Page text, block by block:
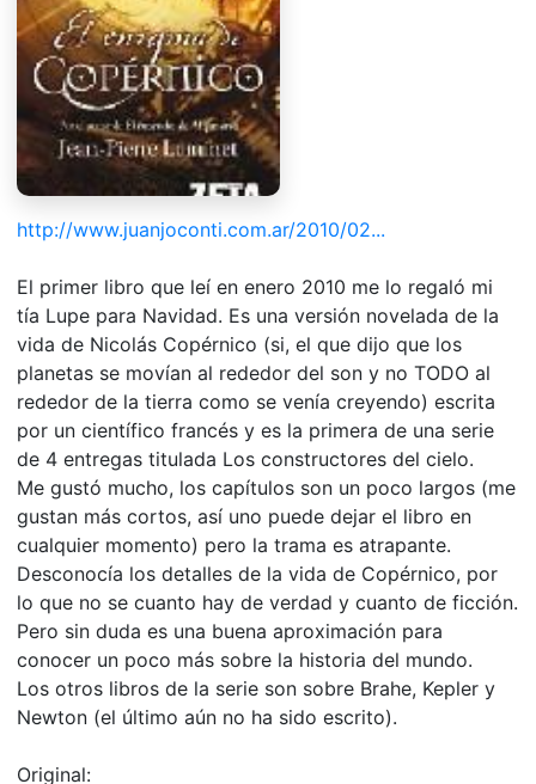
http://www.juanjoconti.com.ar/2010/02...
El primer libro que leí en enero 2010 me lo regaló mi
tía Lupe para Navidad. Es una versión novelada de la
vida de Nicolás Copérnico (si, el que dijo que los
planetas se movían al rededor del son y no TODO al
rededor de la tierra como se venía creyendo) escrita
por un científico francés y es la primera de una serie
de 4 entregas titulada Los constructores del cielo.
Me gustó mucho, los capítulos son un poco largos (me
gustan más cortos, así uno puede dejar el libro en
cualquier momento) pero la trama es atrapante.
Desconocía los detalles de la vida de Copérnico, por
lo que no se cuanto hay de verdad y cuanto de ficción.
Pero sin duda es una buena aproximación para
conocer un poco más sobre la historia del mundo.
Los otros libros de la serie son sobre Brahe, Kepler y
Newton (el último aún no ha sido escrito).
Original: